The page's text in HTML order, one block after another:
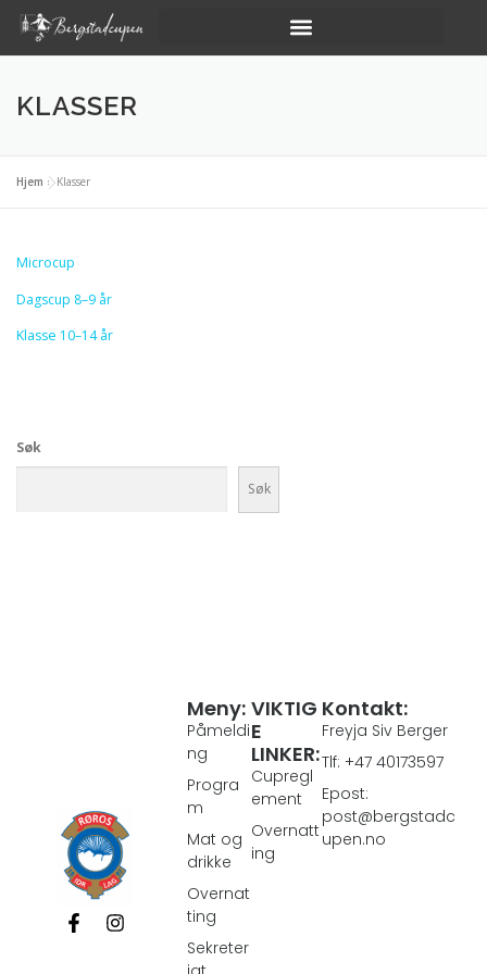
KLASSER
Hjem »Klasser
Microcup
Dagscup 8–9 år
Klasse 10–14 år
Søk
Søk
VIKTIG
E
LINKER:
Cupregl
ement
Overnatt
ing
Meny:
Påmeldi
ng
Progra
m
Mat og
drikke
Overnat
ting
Sekreter
Kontakt:
Freyja Siv Berger
Tlf: +47 40173597
Epost:
post@bergstadc
upen.no